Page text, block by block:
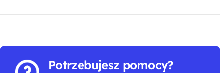
Potrzebujesz pomocy?